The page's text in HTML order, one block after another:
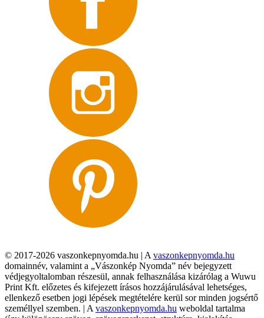
© 2017-2026 vaszonkepnyomda.hu | A vaszonkepnyomda.hu
domainnév, valamint a „Vászonkép Nyomda” név bejegyzett
védjegyoltalomban részesül, annak felhasználása kizárólag a Wuwu
Print Kft. előzetes és kifejezett írásos hozzájárulásával lehetséges,
ellenkező esetben jogi lépések megtételére kerül sor minden jogsértő
személlyel szemben. | A vaszonkepnyomda.hu weboldal tartalma